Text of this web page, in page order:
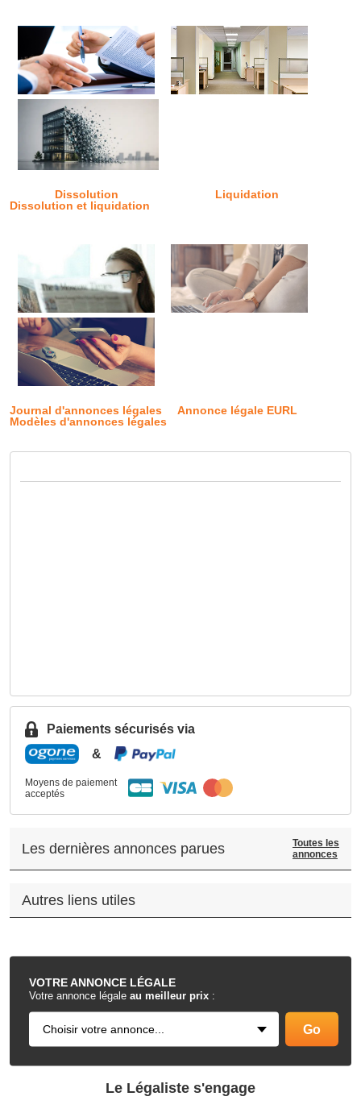
Dissolution
Liquidation
Dissolution et liquidation
Journal d'annonces légales
Annonce légale EURL
Modèles d'annonces légales
VOTREANNONCE LÉGALE
Votre annonce légale au meilleur prix :
Paiements sécurisés via
&
Moyens de paiement
acceptés
Les dernières annonces parues
Toutes les
annonces
Autres liens utiles
.
Le Légaliste s'engage